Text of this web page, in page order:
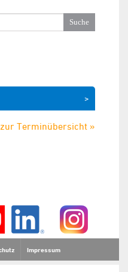
>
zur Terminübersicht »
Impressum